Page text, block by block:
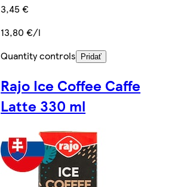
3,45 €
13,80 €/l
Quantity controls
Pridať
Rajo Ice Coffee Caffe
Latte 330 ml